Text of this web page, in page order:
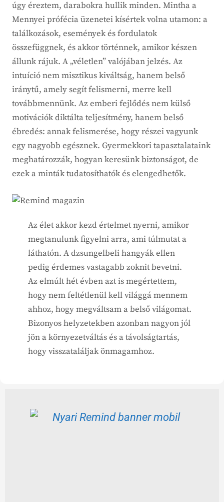
úgy éreztem, darabokra hullik minden. Mintha a
Mennyei prófécia üzenetei kísértek volna utamon: a
találkozások, események és fordulatok
összefüggnek, és akkor történnek, amikor készen
állunk rájuk. A „véletlen” valójában jelzés. Az
intuíció nem misztikus kiváltság, hanem belső
iránytű, amely segít felismerni, merre kell
továbbmennünk. Az emberi fejlődés nem külső
motivációk diktálta teljesítmény, hanem belső
ébredés: annak felismerése, hogy részei vagyunk
egy nagyobb egésznek. Gyermekkori tapasztalataink
meghatározzák, hogyan keresünk biztonságot, de
ezek a minták tudatosíthatók és elengedhetők.
Az élet akkor kezd értelmet nyerni, amikor
megtanulunk figyelni arra, ami túlmutat a
láthatón. A dzsungelbeli hangyák ellen
pedig érdemes vastagabb zoknit bevetni.
Az elmúlt hét évben azt is megértettem,
hogy nem feltétlenül kell világgá mennem
ahhoz, hogy megváltsam a belső világomat.
Bizonyos helyzetekben azonban nagyon jól
jön a környezetváltás és a távolságtartás,
hogy visszataláljak önmagamhoz.